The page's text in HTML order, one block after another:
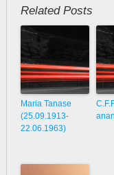
Related Posts
Maria Tanase
(25.09.1913-
22.06.1963)